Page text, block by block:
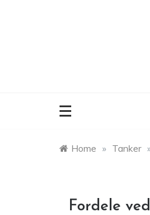
Home » Tanker
Fordele